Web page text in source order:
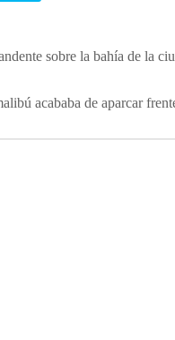
sobre la bahía de la
acababa de aparcar